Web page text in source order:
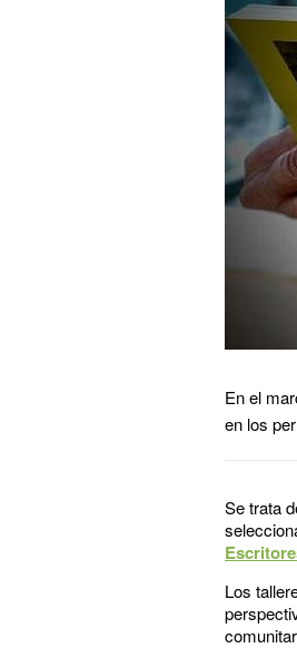
En el
en los
Se trata
Los